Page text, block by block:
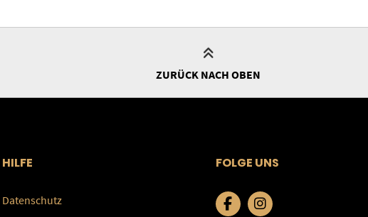
ZURÜCK NACH OBEN
HILFE
Datenschutz
FOLGE UNS